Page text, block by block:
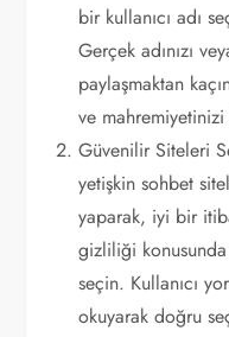
bir kullanıcı adı
Gerçek adınızı
paylaşmaktan
ve mahremiyetinizi
Güvenilir Siteleri
yetişkin sohbet
yaparak, iyi bir
gizliliği
seçin. Kullanıcı
okuyarak doğru